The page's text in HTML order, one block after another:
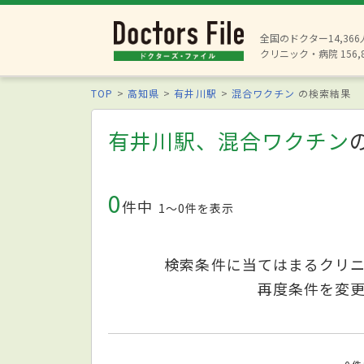
全国のドクター14,366
クリニック・病院
TOP 高知県 有井川駅 混合ワクチン の検索結果
有井川駅、混合ワクチン
0件中 1〜0件を表示
検索条件に当てはまるクリ
再度条件を変